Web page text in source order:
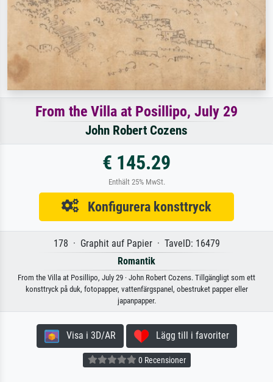
From the Villa at Posillipo, July 29
John Robert Cozens
€ 145.29
Enthält 25% MwSt.
Konfigurera konsttryck
178 · Graphit auf Papier · TavelD: 16479
Romantik
From the Villa at Posillipo, July 29 · John Robert Cozens. Tillgängligt som ett
konsttryck på duk, fotopapper, vattenfärgspanel, obestruket papper eller
japanpapper.
Visa i 3D/AR Lägg till i favoriter
0 Recensioner